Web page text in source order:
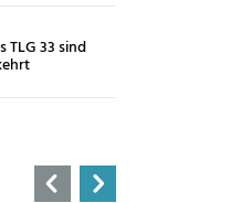
TLG 33 sind